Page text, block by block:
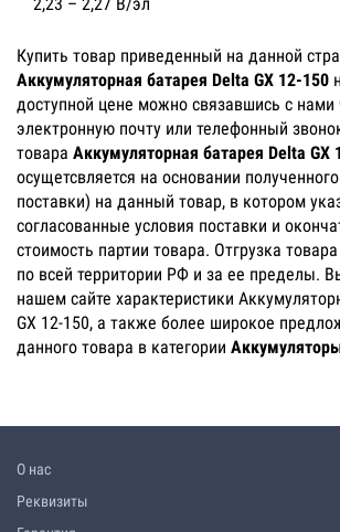
Купить товар приведенный на данной
Аккумуляторная батарея Delta GX 12-150
доступной цене можно связавшись с нами
электронную почту или телефонный
товара Аккумуляторная батарея Delta GX
осущетсвляется на основании
поставки) на данный товар, в котором
согласованные условия поставки и
стоимость партии товара. Отгрузка
по всей территории РФ и за ее пределы.
нашем сайте характеристики
GX 12-150, а также более широкое
данного товара в категории
О нас
Реквизиты